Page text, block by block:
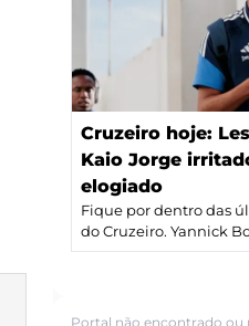
Cruzeiro hoje:
Kaio Jorge
elogiado
Fique por dentro das
do Cruzeiro. Yannick
Portal não encontrado ou